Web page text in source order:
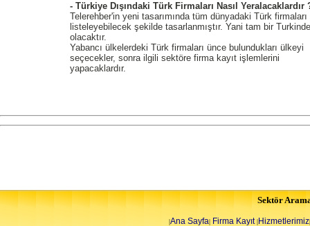
- Türkiye Dışındaki Türk Firmaları Nasıl Yeralacaklardır
Telerehber'in yeni tasarımında tüm dünyadaki Türk firmaları
listeleyebilecek şekilde tasarlanmıştır. Yani tam bir
olacaktır.
Yabancı ülkelerdeki Türk firmaları ünce bulundukları ülkeyi
seçecekler, sonra ilgili sektöre firma kayıt işlemlerini
yapacaklardır.
Sektör
|Ana Sayfa| Firma Kayıt|Hizmetlerimiz|